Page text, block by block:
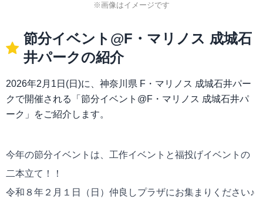
※画像はイメージです
節分イベント@F・マリノス 成城石
井パークの紹介
2026年2月1日(日)に、神奈川県 F・マリノス 成城石井パー
クで開催される「節分イベント@F・マリノス 成城石井パ
ーク」をご紹介します。
今年の節分イベントは、工作イベントと福投げイベントの
二本立て！！
令和８年２月１日（日）仲良しプラザにお集まりください♪